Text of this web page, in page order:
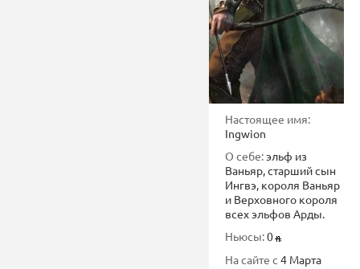
Настоящее имя:
Ingwion
О себе:эльф из
Ваньяр, старший сын
Ингвэ, короля Ваньяр
и Верховного короля
всех эльфов Арды.
Ньюсы:0
На сайте с 4 Марта